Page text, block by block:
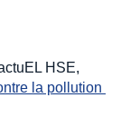
HSE,
la pollution